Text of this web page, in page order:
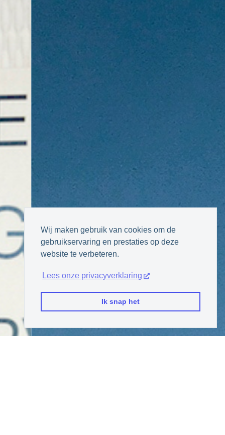
Wij maken gebruik van cookies om de
gebruikservaring en prestaties op deze
website te verbeteren.
Lees onze privacyverklaring
Ik snap het